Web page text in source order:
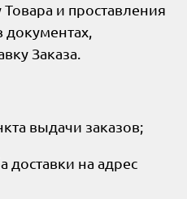
и проставления
Заказа.
выдачи заказов;
доставки на адрес